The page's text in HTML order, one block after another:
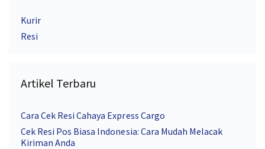
Kurir
Resi
Artikel Terbaru
Cara Cek Resi Cahaya Express Cargo
Cek Resi Pos Biasa Indonesia: Cara Mudah Melacak
Kiriman Anda